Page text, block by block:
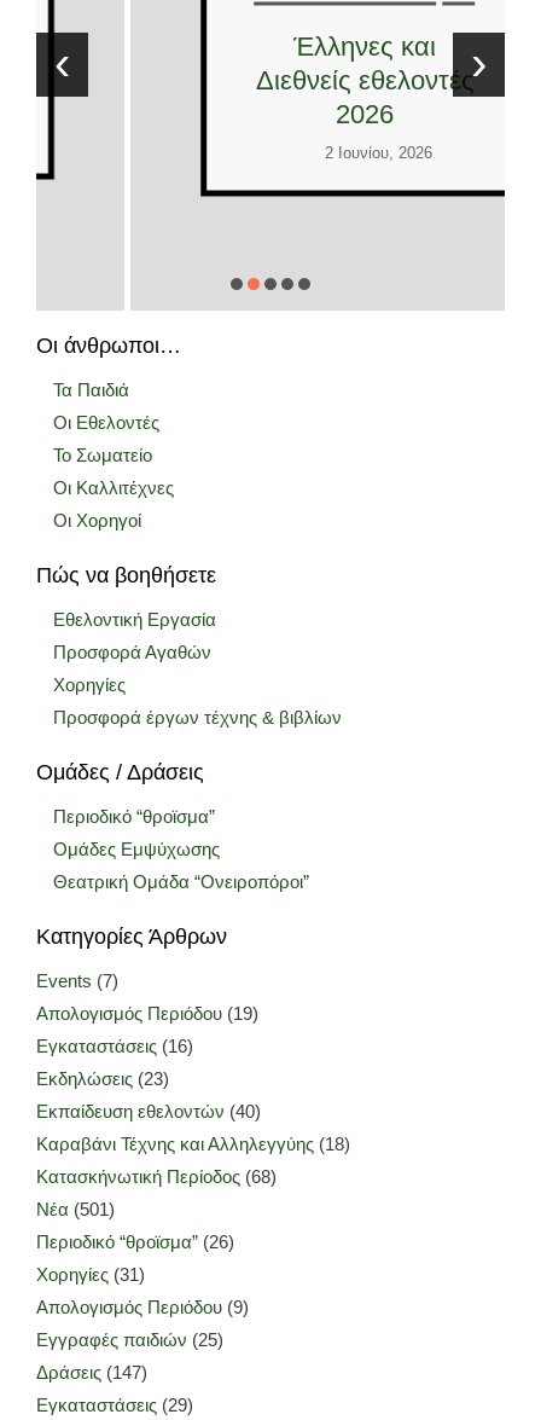
Έλληνες και
Διεθνείς εθελοντές
2 Ιουνίου, 2026
‹ ›
Οι άνθρωποι…
Τα Παιδιά
Οι Εθελοντές
Το Σωματείο
Οι Καλλιτέχνες
Οι Χορηγοί
Πώς να βοηθήσετε
Εθελοντική Εργασία
Προσφορά Αγαθών
Χορηγίες
Προσφορά έργων τέχνης & βιβλίων
Ομάδες / Δράσεις
Περιοδικό “θροϊσμα”
Ομάδες Εμψύχωσης
Θεατρική Ομάδα “Ονειροπόροι”
Κατηγορίες Άρθρων
Events (7)
Απολογισμός Περιόδου (19)
Εγκαταστάσεις (16)
Εκδηλώσεις (23)
Εκπαίδευση εθελοντών (40)
Καραβάνι Τέχνης και Αλληλεγγύης (18)
Κατασκήνωτική Περίοδος (68)
Νέα (501)
Περιοδικό “θροϊσμα” (26)
Χορηγίες (31)
Απολογισμός Περιόδου (9)
Εγγραφές παιδιών (25)
Δράσεις (147)
Εγκαταστάσεις (29)